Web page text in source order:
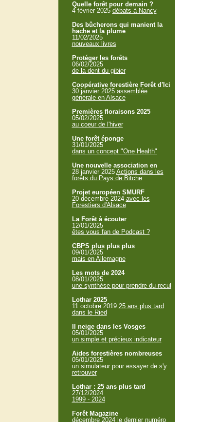
Quelle forêt pour demain ?
4 février 2025 débats à Nancy
Des bûcherons qui manient la
hache et la plume
11/02/2025
nouveaux livres
Protéger les forêts
06/02/2025
de la dent du gibier
Coopérative forestière Forêt d'Ici
30 janvier 2025 assemblée
générale en Alsace
Premières floraisons 2025
05/02/2025
au coeur de l'hiver
Une forêt éponge
31/01/2025
dans un concept "One Health"
Une nouvelle association en
28 janvier 2025 Actions dans les
forêts du Pays de Bitche
Projet européen SMURF
20 décembre 2024 avec les
Forestiers d'Alsace
La Forêt à écouter
12/01/2025
êtes vous fan de Podcast ?
CBPS plus plus plus
09/01/2025
mais en Allemagne
Les mots de 2024
08/01/2025
une synthèse pour prendre du recul
Lothar 2025
11 octobre 2019 25 ans plus tard
dans le Ried
Il neige dans les Vosges
05/01/2025
un simple et précieux indicateur
Aides forestières nombreuses
05/01/2025
un simulateur pour essayer de s'y
retrouver
Lothar : 25 ans plus tard
27/12/2024
1999 - 2024
Forêt Magazine
décembre 2024 le dernier numéro